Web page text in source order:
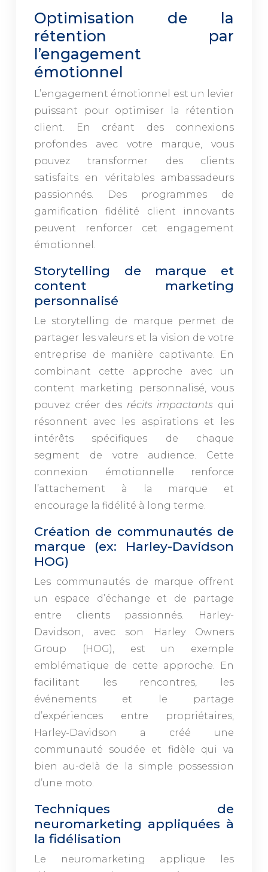
Optimisation de la
rétention par
l’engagement
émotionnel
L’engagement émotionnel est un levier
puissant pour optimiser la rétention
client. En créant des connexions
profondes avec votre marque, vous
pouvez transformer des clients
satisfaits en véritables ambassadeurs
passionnés. Des programmes de
gamification fidélité client innovants
peuvent renforcer cet engagement
émotionnel.
Storytelling de marque et
content marketing
personnalisé
Le storytelling de marque permet de
partager les valeurs et la vision de votre
entreprise de manière captivante. En
combinant cette approche avec un
content marketing personnalisé, vous
pouvez créer des récits impactants qui
résonnent avec les aspirations et les
intérêts spécifiques de chaque
segment de votre audience. Cette
connexion émotionnelle renforce
l’attachement à la marque et
encourage la fidélité à long terme.
Création de communautés de
marque (ex: Harley-Davidson
HOG)
Les communautés de marque offrent
un espace d’échange et de partage
entre clients passionnés. Harley-
Davidson, avec son Harley Owners
Group (HOG), est un exemple
emblématique de cette approche. En
facilitant les rencontres, les
événements et le partage
d’expériences entre propriétaires,
Harley-Davidson a créé une
communauté soudée et fidèle qui va
bien au-delà de la simple possession
d’une moto.
Techniques de
neuromarketing appliquées à
la fidélisation
Le neuromarketing applique les